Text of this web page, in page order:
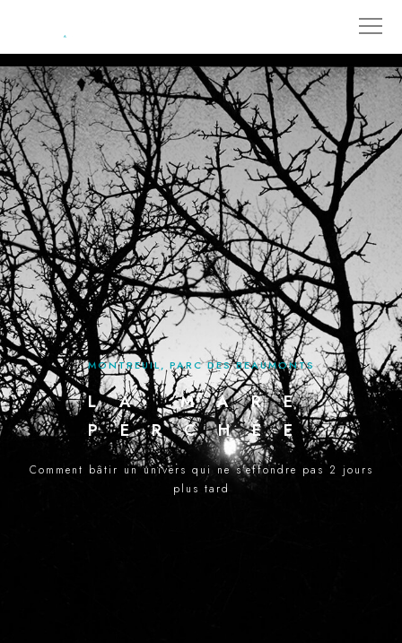
MONTREUIL, PARC DES BEAUMONTS
LA MARE
PERCHÉE
Comment bâtir un univers qui ne s'effondre pas 2 jours
plus tard